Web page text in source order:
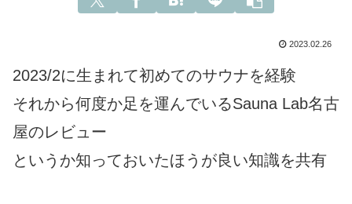
2023.02.26
2023/2に生まれて初めてのサウナを経験
それから何度か足を運んでいるSauna Lab名古
屋のレビュー
というか知っておいたほうが良い知識を共有